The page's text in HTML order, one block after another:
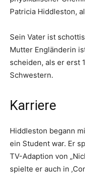
Patricia Hiddleston,
Sein Vater ist
Mutter Engländerin
scheiden, als er erst
Schwestern.
Karriere
Hiddleston begann
ein Student war. Er
TV-Adaption von
spielte er auch in